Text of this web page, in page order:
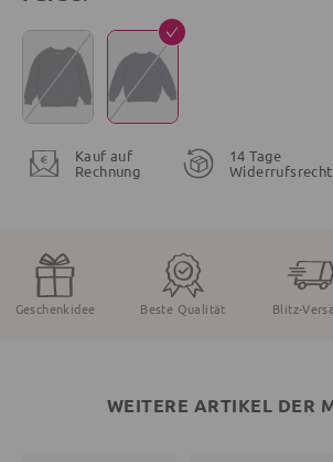
Kauf auf
Rechnung
14 Tage
Widerrufsrecht
Geschenkidee Beste Qualität Blitz-
WEITERE ARTIKEL DER